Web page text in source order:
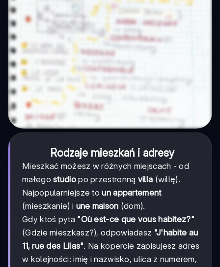
Rodzaje mieszkań i adresy
Mieszkać możesz w różnych miejscach - od
małegostudiopo przestronną villa (willę).
Najpopularniejsze toun appartement
(mieszkanie) i une maison (dom).
Gdy ktoś pyta "Où est-ce que vous habitez?"
(Gdzie mieszkasz?), odpowiadasz "J'habite au
11, rue des Lilas". Na kopercie zapisujesz adres
w kolejności: imię i nazwisko, ulica z numerem,